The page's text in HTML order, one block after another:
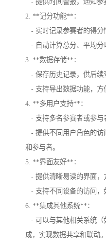
- 提供时间警报，通知参
2. **记分功能**：
- 实时记录参赛者的得分
- 自动计算总分、平均分
3. **数据存储**：
- 保存历史记录，供后续
- 支持导出数据功能，方
4. **多用户支持**：
- 支持多名参赛者或参与
- 提供不同用户角色的访
和参与者。
5. **界面友好**：
- 提供清晰易读的界面，
- 支持不同设备的访问，
6. **集成其他系统**：
- 可以与其他相关系统（
成，实现数据共享和联动。